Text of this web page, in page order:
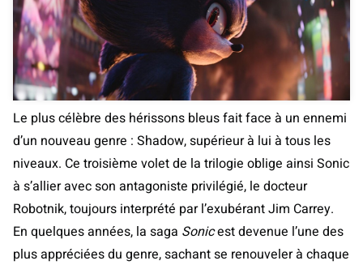
Le plus célèbre des hérissons bleus fait face à un ennemi
d’un nouveau genre : Shadow, supérieur à lui à tous les
niveaux. Ce troisième volet de la trilogie oblige ainsi Sonic
à s’allier avec son antagoniste privilégié, le docteur
Robotnik, toujours interprété par l’exubérant Jim Carrey.
En quelques années, la saga Sonicest devenue l’une des
plus appréciées du genre, sachant se renouveler à chaque